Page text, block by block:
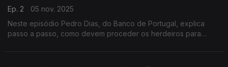
Ep. 2
05 nov. 2025
Neste episódio Pedro Dias, do Banco de Portugal, explica
passo a passo, como devem proceder os herdeiros para